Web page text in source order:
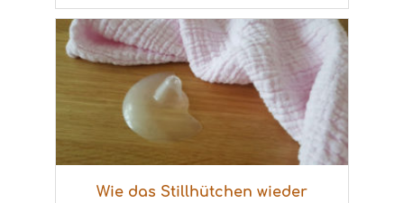
Wie das Stillhütchen wieder